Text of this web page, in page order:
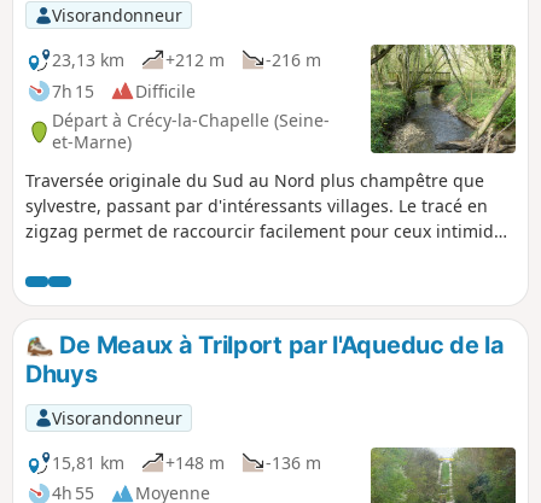
Visorandonneur
23,13 km
+212 m
-216 m
7h 15
Difficile
Départ à Crécy-la-Chapelle (Seine-
et-Marne)
Traversée originale du Sud au Nord plus champêtre que
sylvestre, passant par d'intéressants villages. Le tracé en
zigzag permet de raccourcir facilement pour ceux intimidés
couper du point au point , ce qui permet de visiter tous les
villages du parcours, en descendant en-dessous des 20 km.
Seule la section de l'aqueduc serait alors laissée de côté.Le
départ et l'arrivée sont accessibles en bus depuis la gare
RER-TGV de Chessy-Marne-la-Vallée, ou en train.
De Meaux à Trilport par l'Aqueduc de la
Dhuys
Visorandonneur
15,81 km
+148 m
-136 m
4h 55
Moyenne